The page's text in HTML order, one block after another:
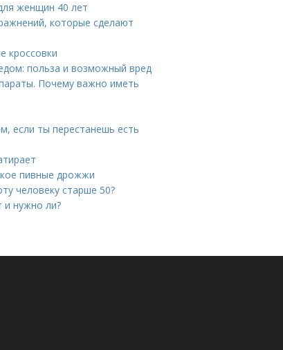
женщин 40 лет
которые сделают
кроссовки
польза и возможный вред
Почему важно иметь
если ты перестанешь есть
пивные дрожжи
человеку старше 50?
и нужно ли?